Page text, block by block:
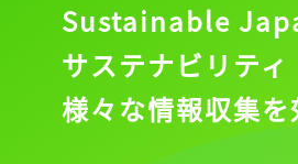
Sustainable
サステナビリティ
様々な情報収集